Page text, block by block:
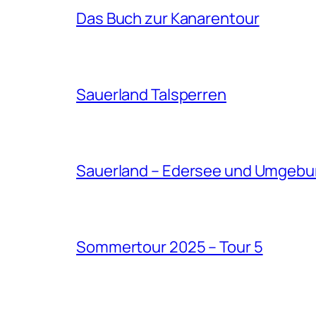
Das Buch zur Kanarentour
Sauerland Talsperren
Sauerland – Edersee und
Sommertour 2025 – Tour 5